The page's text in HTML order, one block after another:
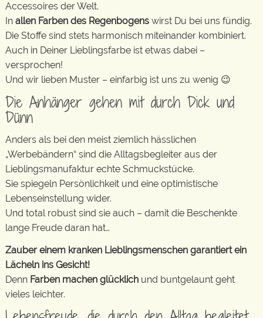
Accessoires der Welt.
In allen Farben des Regenbogens wirst Du bei uns fündig.
Die Stoffe sind stets harmonisch miteinander kombiniert.
Auch in Deiner Lieblingsfarbe ist etwas dabei –
versprochen!
Und wir lieben Muster – einfarbig ist uns zu wenig 😉
Die Anhänger gehen mit durch Dick und
Dünn
Anders als bei den meist ziemlich hässlichen
„Werbebändern“ sind die Alltagsbegleiter aus der
Lieblingsmanufaktur echte Schmuckstücke.
Sie spiegeln Persönlichkeit und eine optimistische
Lebenseinstellung wider.
Und total robust sind sie auch – damit die Beschenkte
lange Freude daran hat…
Zauber einem kranken Lieblingsmenschen garantiert ein
Lächeln ins Gesicht!
Denn Farben machen glücklich und buntgelaunt geht
vieles leichter.